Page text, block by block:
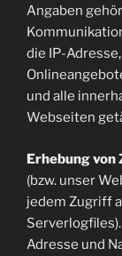
Angaben
die IP-
und alle
Webseiten
Erhebung
(bzw. unser
jedem Zugriff
Adresse und